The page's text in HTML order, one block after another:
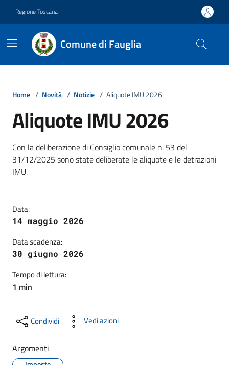
Regione Toscana
Comune di Fauglia
Home / Novità / Notizie / Aliquote IMU 2026
Aliquote IMU 2026
Dettagli della notizia
Con la deliberazione di Consiglio comunale n. 53 del
31/12/2025 sono state deliberate le aliquote e le detrazioni
IMU.
Data:
14 maggio 2026
Data scadenza:
30 giugno 2026
Tempo di lettura:
1 min
Condividi Vedi azioni
Argomenti